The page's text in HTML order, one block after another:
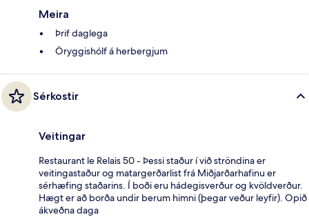
Meira
Þrif daglega
Öryggishólf á herbergjum
Sérkostir
Veitingar
Restaurant le Relais 50 - Þessi staður í við ströndina er
veitingastaður og matargerðarlist frá Miðjarðarhafinu er
sérhæfing staðarins. Í boði eru hádegisverður og kvöldverður.
Hægt er að borða undir berum himni (þegar veður leyfir). Opið
ákveðna daga